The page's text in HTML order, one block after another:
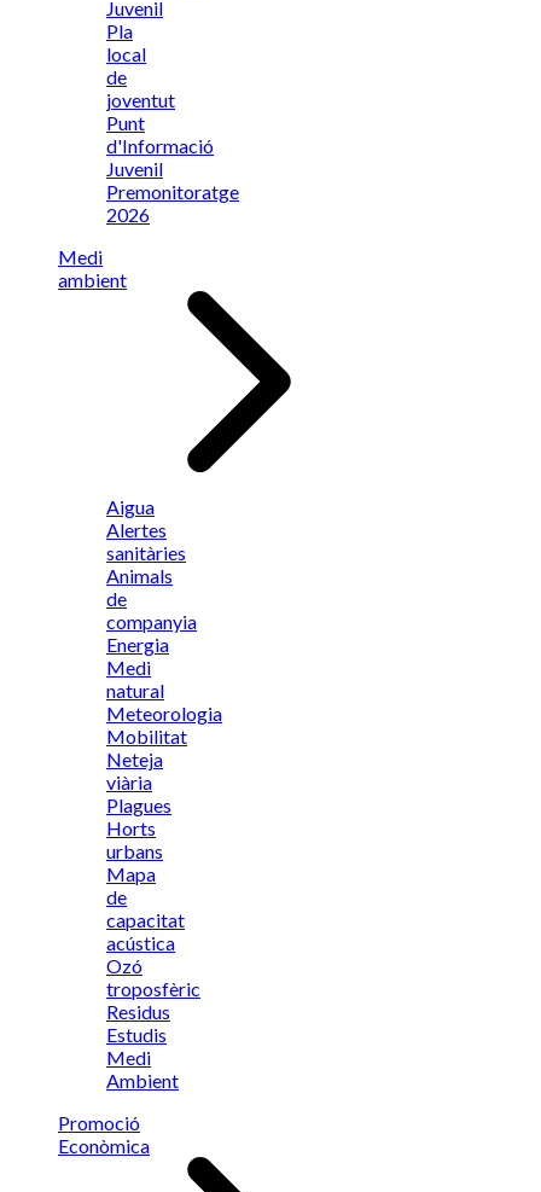
Juvenil
Pla
local
de
joventut
Punt
d'Informació
Juvenil
Premonitoratge
2026
Medi
ambient
Aigua
Alertes
sanitàries
Animals
de
companyia
Energia
Medi
natural
Meteorologia
Mobilitat
Neteja
viària
Plagues
Horts
urbans
Mapa
de
capacitat
acústica
Ozó
troposfèric
Residus
Estudis
Medi
Ambient
Promoció
Econòmica